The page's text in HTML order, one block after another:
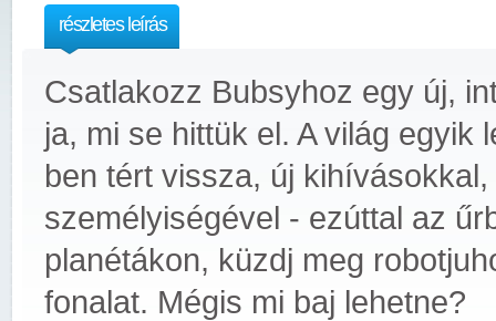
részletes leírás
Csatlakozz Bubsyhoz egy új,
ja, mi se hittük el. A világ egyik
ben tért vissza, új
személyiségével - ezúttal az
planétákon, küzdj meg
fonalat. Mégis mi baj lehetne?